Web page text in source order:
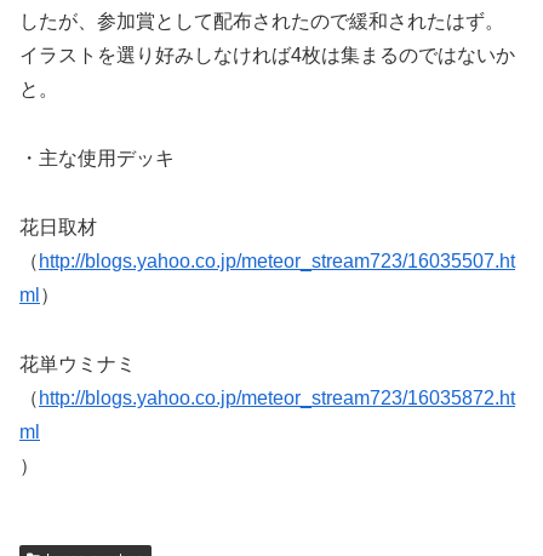
したが、参加賞として配布されたので緩和されたはず。
イラストを選り好みしなければ4枚は集まるのではないか
と。
・主な使用デッキ
花日取材
（ http://blogs.yahoo.co.jp/meteor_stream723/16035507.ht
ml ）
花単ウミナミ
（ http://blogs.yahoo.co.jp/meteor_stream723/16035872.ht
ml
）